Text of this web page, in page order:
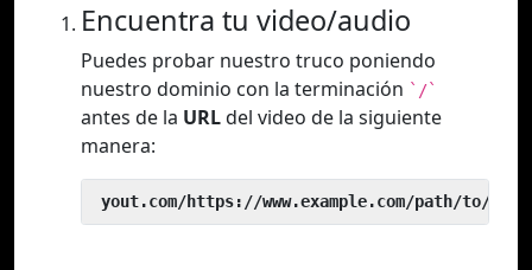
Encuentra tu video/audio
Puedes probar nuestro truco poniendo
nuestro dominio con la terminación `/`
antes de la URLdel video de la siguiente
manera:
yout.com/https://www.example.com/path/to/